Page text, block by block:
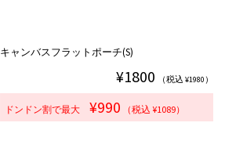
キャンバスフラットポーチ(S)
¥1800 （税込 ¥1980）
ドンドン割で最大 ¥990 （税込 ¥1089）